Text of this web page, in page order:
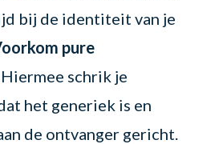
bij de identiteit van je
pure
Hiermee schrik je
het generiek is en
de ontvanger gericht.